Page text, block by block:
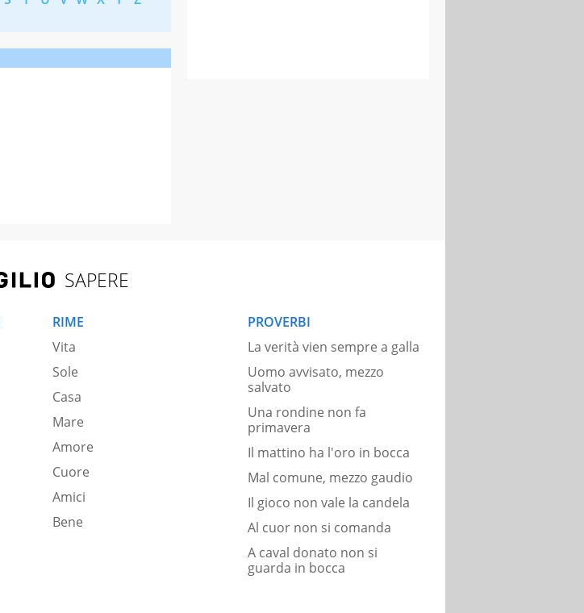
SAPERE
RIME
Vita
Sole
Casa
Mare
Amore
Cuore
Amici
Bene
PROVERBI
La verità vien sempre a galla
Uomo avvisato, mezzo
salvato
Una rondine non fa
primavera
Il mattino ha l'oro in bocca
Mal comune, mezzo gaudio
Il gioco non vale la candela
Al cuor non si comanda
A caval donato non si
guarda in bocca